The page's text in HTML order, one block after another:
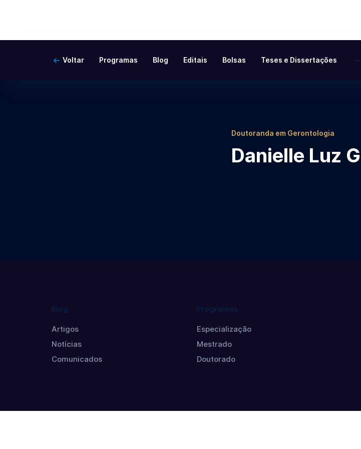
Voltar Programas Blog Editais Bolsas Teses e Dissertações
Doutoranda em Gerontologia
Danielle Luz
Blog
Artigos
Notícias
Comunicados
Programas
Especialização
Mestrado
Doutorado